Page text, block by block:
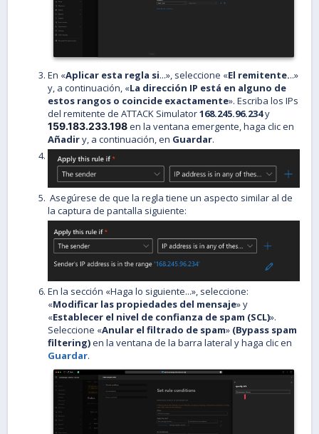
En «Aplicar esta regla si...», seleccione «El remitente...»
y, a continuación, «La dirección IP está en alguno de
estos rangos o coincide exactamente». Escriba los IPs
del remitente de ATTACK Simulator168.245.96.234y
159.183.233.198en la ventana emergente, haga clic en
Añadiry, a continuación, en Guardar.
Asegúrese de que la regla tiene un aspecto similar al de
la captura de pantalla siguiente:
En la sección «Haga lo siguiente...», seleccione:
«Modificar las propiedades del mensaje» y
«Establecer el nivel de confianza de spam (SCL)».
Seleccione «Anular el filtrado de spam» (Bypass spam
filtering)en la ventana de la barra lateral y haga clic en
Guardar.